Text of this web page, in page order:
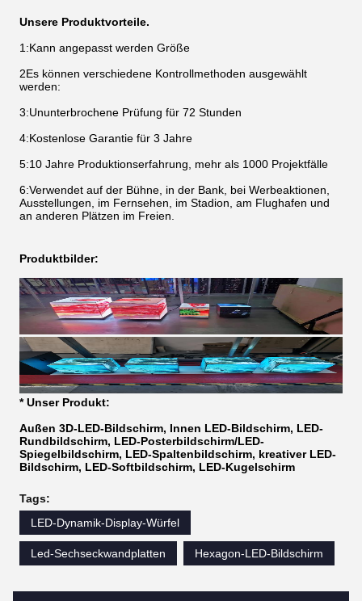
Unsere Produktvorteile.
1:Kann angepasst werden Größe
2Es können verschiedene Kontrollmethoden ausgewählt
werden:
3:Ununterbrochene Prüfung für 72 Stunden
4:Kostenlose Garantie für 3 Jahre
5:10 Jahre Produktionserfahrung, mehr als 1000 Projektfälle
6:Verwendet auf der Bühne, in der Bank, bei Werbeaktionen,
Ausstellungen, im Fernsehen, im Stadion, am Flughafen und
an anderen Plätzen im Freien.
Produktbilder:
* Unser Produkt:
Außen 3D-LED-Bildschirm, Innen LED-Bildschirm, LED-
Rundbildschirm, LED-Posterbildschirm/LED-
Spiegelbildschirm, LED-Spaltenbildschirm, kreativer LED-
Bildschirm, LED-Softbildschirm, LED-Kugelschirm
Tags:
LED-Dynamik-Display-Würfel
Led-Sechseckwandplatten Hexagon-LED-Bildschirm